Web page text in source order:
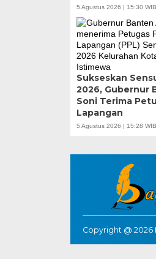
5 Agustus 2026 | 15:30 WIB
Sukseskan
2026, Gubernur
Soni Terima
Lapangan
5 Agustus 2026 | 15:28 WIB
Copyright @ 2026